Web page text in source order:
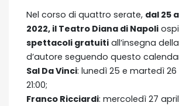
Nel corso di quattro serate, dal 25
2022, il Teatro Diana di Napoli
spettacoli gratuiti all’insegna
d’autore seguendo questo
Sal Da Vinci: lunedì 25 e martedì
21:00;
Franco Ricciardi: mercoledì 27